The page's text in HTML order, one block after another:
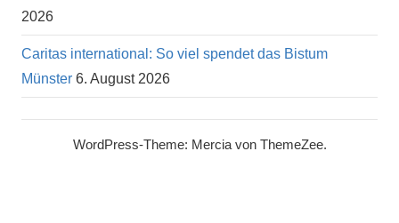
2026
Caritas international: So viel spendet das Bistum
Münster 6. August 2026
WordPress-Theme: Mercia von ThemeZee.